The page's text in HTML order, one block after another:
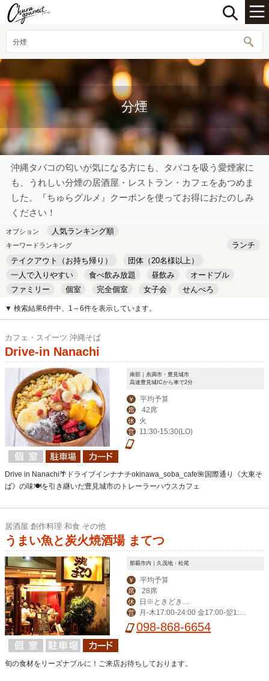
分煙
分煙
沖縄タバコの匂いが気になる方にも、タバコを吸う愛煙家に
も、うれしい分煙の居酒屋・レストラン・カフェをあつめま
した。『ちゅらグルメ』クーポンを使ってお得におたのしみ
ください！
オプション 人気ランキング順
キーワードランキング
ランチ
テイクアウト（お持ち帰り）
団体（20名様以上）
一人で入りやすい
食べ飲み放題 昼飲み
オードブル
ファミリー
個室 完全個室 女子会
せんべろ
キッズルーム
安い デート
▼ 検索結果6件中、1～6件を表示しています。
カフェ・スイーツ 沖縄そば
Drive-in Nanachi
南部｜糸満市・豊見城市
高速豊見城ICから車で2分
￥ 平均予算
席 42席
休 火
営 11:30-15:30(LO)
Drive in Nanachi🌴ドライブインナナチokinawa_soba_cafe🌺国際通り《大東そ
ば》の味🍽を引き継いだ豊見城市のトレーラーハウスカフェ
居酒屋 創作料理 和食 その他
うまい魚と炭火焼酒場 まてつ
那覇市内｜久茂地・松尾
￥ 平均予算
席 28席
休
曜日
営
月-木17:00-24:00 金17:00-翌1:00
土15:00-翌1:00
098-868-6654
旬の食材をリーズナブルに！ご来店お待ちしております。